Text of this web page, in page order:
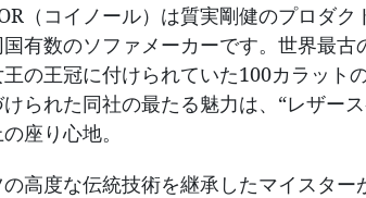
（コイノール）は質実剛健のプロダク
有数のソファメーカーです。世界最
王の王冠に付けられていた100カラッ
られた同社の最たる魅力は、“レザー
座り心地。
の高度な伝統技術を継承したマイスタ